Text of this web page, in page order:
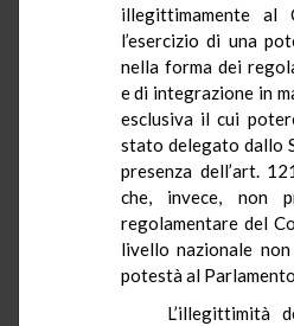
illegittimamente al
l’esercizio di una
nella forma dei
e di integrazione in
esclusiva il cui
stato delegato dallo
presenza dell’art.
che, invece, non
regolamentare del
livello nazionale
potestà al
L’illegittimità